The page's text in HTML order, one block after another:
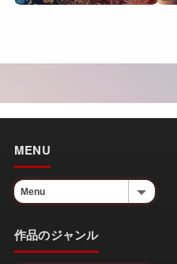
MENU
作品のジャンル